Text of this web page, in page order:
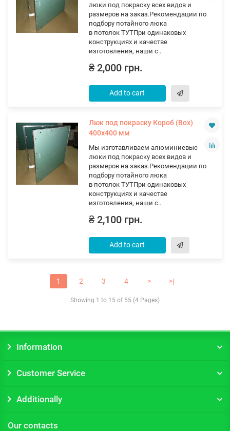
люки под покраску всех видов и
размеров на заказ.Рекомендации по
подбору потайного люка
в потолок ТУТПри одинаковых
конструкциях и качестве
изготовления, наши с..
₴ 2,000 грн.
Add to cart
Люк под покраску Короб (Вох)
400х400 мм
Мы изготавливаем алюминиевые
люки под покраску всех видов и
размеров на заказ.Рекомендации по
подбору потайного люка
в потолок ТУТПри одинаковых
конструкциях и качестве
изготовления, наши с..
₴ 2,100 грн.
Add to cart
1 2 3 4 > >|
Showing 1 to 15 of 55 (4 Pages)
Information
Customer Service
Additionally
Our contacts